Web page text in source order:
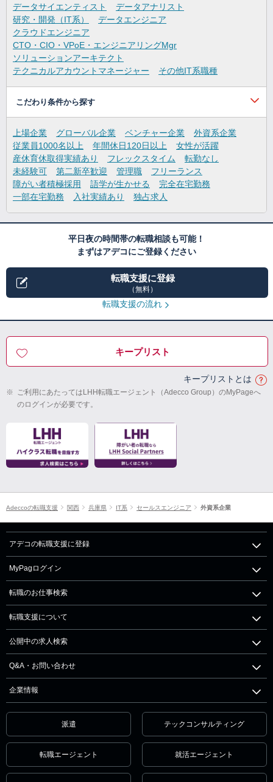
データサイエンティスト
データアナリスト
研究・開発（IT系）
データエンジニア
クラウドエンジニア
CTO・CIO・VPoE・エンジニアリングMgr
ソリューションアーキテクト
テクニカルアカウントマネージャー
その他IT系職種
こだわり条件から探す
上場企業 グローバル企業 ベンチャー企業
外資系企業
従業員1000名以上
年間休日120日以上
女性が活躍
産休育休取得実績あり
フレックスタイム
転勤なし
未経験可
第二新卒歓迎 管理職
フリーランス
障がい者積極採用
語学が生かせる
完全在宅勤務
一部在宅勤務
入社実績あり 独占求人
平日夜の時間帯の転職相談も可能！
まずはアデコにご登録ください
転職支援に登録
（無料）
転職支援の流れ
キープリスト
キープリストとは
※ ご利用にあたってはLHH転職エージェント（Adecco Group）のMyPageへ
のログインが必要です。
Adeccoの転職支援 関西 兵庫県 IT系 セールスエンジニア 外資系企業
アデコの転職支援に登録
MyPagログイン
転職のお仕事検索
転職支援について
公開中の求人検索
Q&A・お問い合わせ
企業情報
派遣 テックコンサルティング
転職エージェント 就活エージェント